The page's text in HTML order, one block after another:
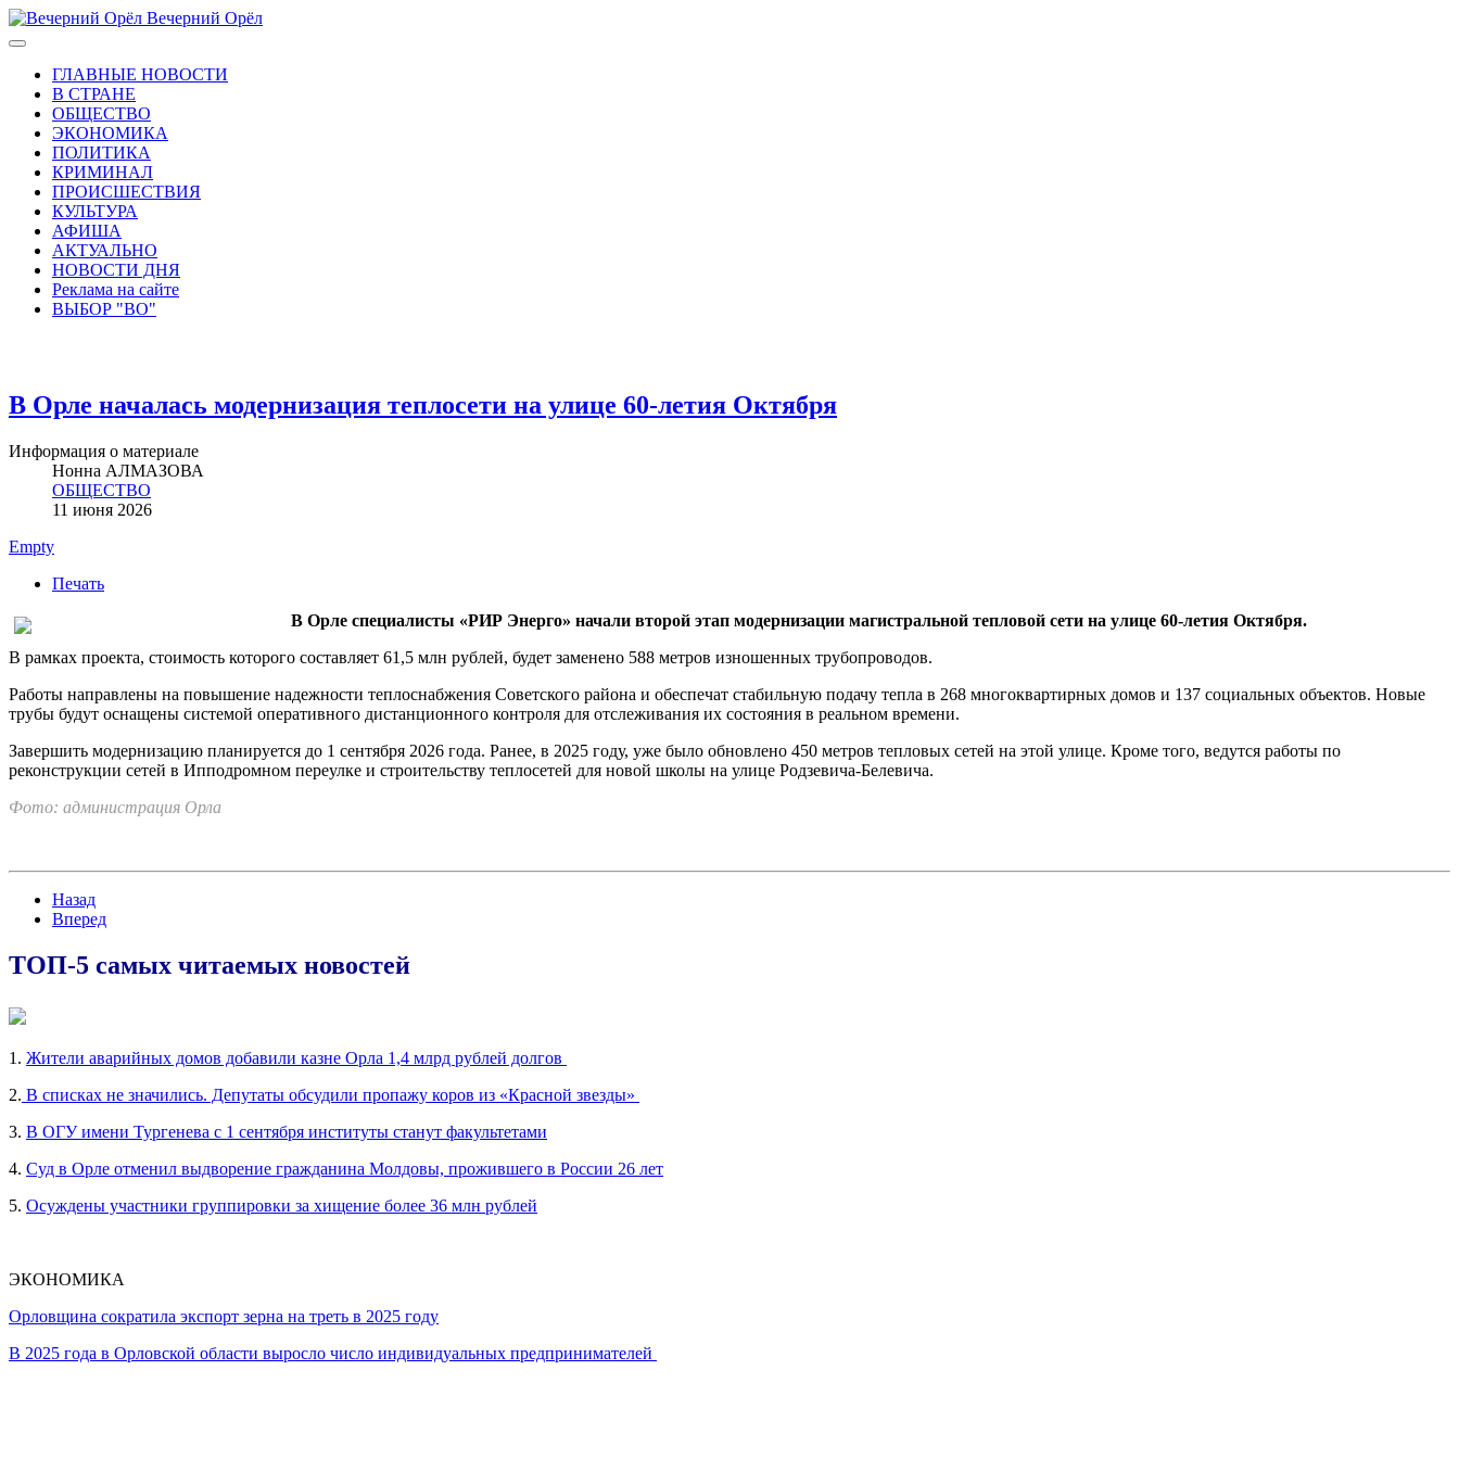
Вечерний Орёл
ГЛАВНЫЕ НОВОСТИ
В СТРАНЕ
ОБЩЕСТВО
ЭКОНОМИКА
ПОЛИТИКА
КРИМИНАЛ
ПРОИСШЕСТВИЯ
КУЛЬТУРА
АФИША
АКТУАЛЬНО
НОВОСТИ ДНЯ
Реклама на сайте
ВЫБОР "ВО"
В Орле началась модернизация теплосети на улице 60-летия Октября
Информация о материале
Нонна АЛМАЗОВА
ОБЩЕСТВО
11 июня 2026
Empty
Печать
В Орле специалисты «РИР Энерго» начали второй этап модернизации магистральной тепловой сети на улице 60-летия Октября.
В рамках проекта, стоимость которого составляет 61,5 млн рублей, будет заменено 588 метров изношенных трубопроводов.
Работы направлены на повышение надежности теплоснабжения Советского района и обеспечат стабильную подачу тепла в 268 многоквартирных домов и 137 социальных объектов. Новые
трубы будут оснащены системой оперативного дистанционного контроля для отслеживания их состояния в реальном времени.
Завершить модернизацию планируется до 1 сентября 2026 года. Ранее, в 2025 году, уже было обновлено 450 метров тепловых сетей на этой улице. Кроме того, ведутся работы по
реконструкции сетей в Ипподромном переулке и строительству теплосетей для новой школы на улице Родзевича-Белевича.
Фото: администрация Орла
Назад
Вперед
ТОП-5 самых читаемых новостей
1. Жители аварийных домов добавили казне Орла 1,4 млрд рублей долгов
2. В списках не значились. Депутаты обсудили пропажу коров из «Красной звезды»
3. В ОГУ имени Тургенева с 1 сентября институты станут факультетами
4. Суд в Орле отменил выдворение гражданина Молдовы, прожившего в России 26 лет
5. Осуждены участники группировки за хищение более 36 млн рублей
ЭКОНОМИКА
Орловщина сократила экспорт зерна на треть в 2025 году
В 2025 года в Орловской области выросло число индивидуальных предпринимателей